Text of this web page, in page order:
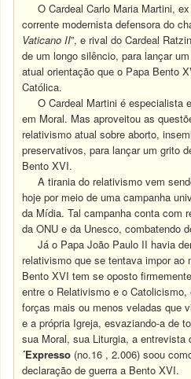
O Cardeal Carlo Maria Martini,
corrente modernista defensora do
Vaticano II”, e rival do Cardeal
de um longo silêncio, para lançar
atual orientação que o Papa Bento
Católica.
O Cardeal Martini é especialista
em Moral. Mas aproveitou as
relativismo atual sobre aborto,
preservativos, para lançar um grito
Bento XVI.
A tirania do relativismo vem
hoje por meio de uma campanha
da Mídia. Tal campanha conta com
da ONU e da Unesco, combatendo
Já o Papa João Paulo II havia
relativismo que se tentava impor ao
Bento XVI tem se oposto
entre o Relativismo e o
forças mais ou menos veladas que
e a própria Igreja, esvaziando-a de
sua Moral, sua Liturgia, a entrevista
´Expresso (no.16 , 2.006) soou
declaração de guerra a Bento XVI.